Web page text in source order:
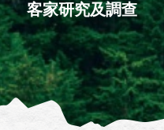
客家研究及調查